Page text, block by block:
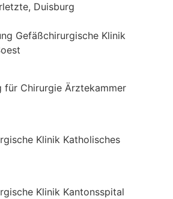
Duisburg
Gefäßchirurgische Klinik
für Chirurgie Ärztekammer
Klinik Katholisches
Klinik Kantonsspital